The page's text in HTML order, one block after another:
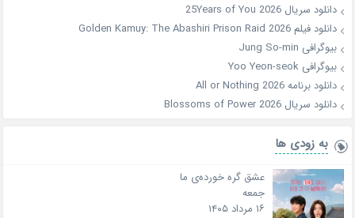
دانلود سریال 25Years of You 2026
دانلود فیلم Golden Kamuy: The Abashiri Prison Raid 2026
بیوگرافی Jung So-min
بیوگرافی Yoo Yeon-seok
دانلود برنامه All or Nothing 2026
دانلود سریال Blossoms of Power 2026
به زودی ها
عشق گره خورده‌ی ما
جمعه
۱۶ مرداد ۱۴۰۵